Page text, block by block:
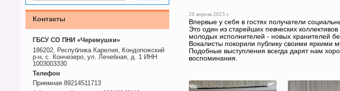
Контакты
ГБСУ СО ПНИ «Черемушки»
186202, Республика Карелия, Кондопожский
р-н, с. Кончезеро, ул. Лечебная, д. 1 ИНН
1003003330
Телефон
Приемная 89214511713
20 апреля 2023 г.
Впервые у себя в гостях получатели
Это один из старейших певческих
молодых исполнителей - новых хранителей
Вокалисты покорили публику своими
Подобные выступления всегда дарят нам
воспоминания.